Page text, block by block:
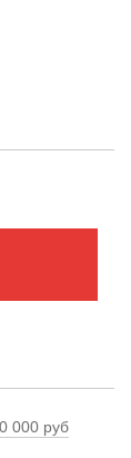
000 руб